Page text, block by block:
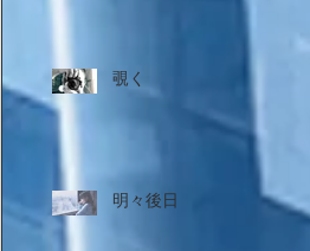
覗く
明々後日